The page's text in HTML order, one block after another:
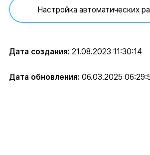
Настройка автоматических
Дата создания: 21.08.2023 11:30:14
Дата обновления: 06.03.2025